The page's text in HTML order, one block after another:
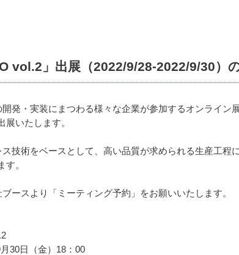
vol.2」出展（2022/9/28-2022/9/30）
発・実装にまつわる様々な企業が参加するオンライン
いたします。
技術をベースとして、高い品質が求められる生産工程
。
ースより「ミーティング予約」をお願いいたします。
30日（金）18：00